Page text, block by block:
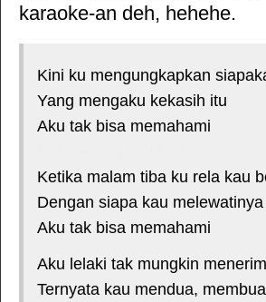
karaoke-an deh, hehehe.
Kini ku mengungkapkan
Yang mengaku kekasih itu
Aku tak bisa memahami
Ketika malam tiba ku rela kau
Dengan siapa kau melewatinya
Aku tak bisa memahami
Aku lelaki tak mungkin
Ternyata kau mendua,